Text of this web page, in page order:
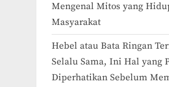
Mengenal Mitos yang
Masyarakat
Hebel atau Bata Ringan
Selalu Sama, Ini Hal yang
Diperhatikan Sebelum